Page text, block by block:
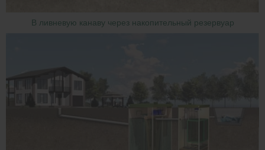
В ливневую канаву через накопительный резервуар